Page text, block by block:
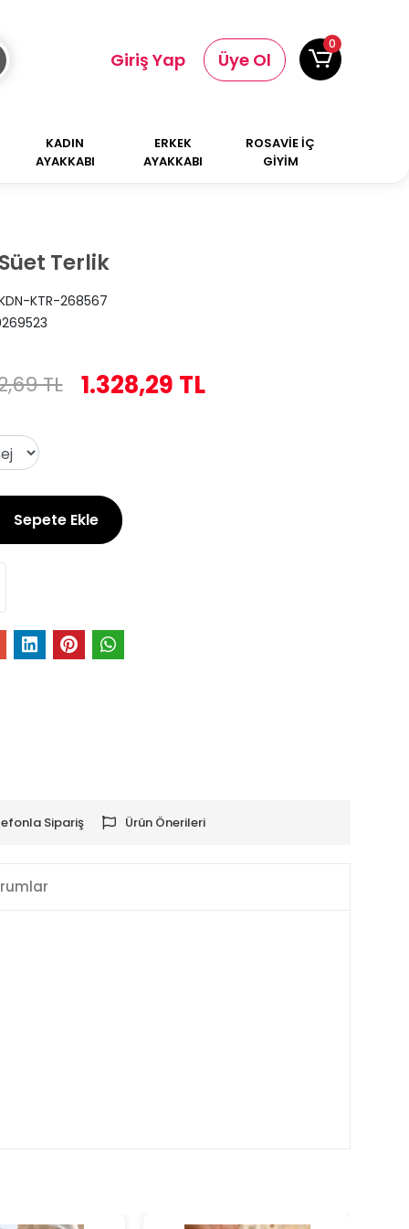
Giriş Yap Üye Ol
0
KADIN
AYAKKABI
ERKEK
AYAKKABI
ROSAVİE İÇ
GİYİM
Terlik
KTR-268567
TL 1.328,29 TL
Sepete Ekle
Sipariş Ürün Önerileri